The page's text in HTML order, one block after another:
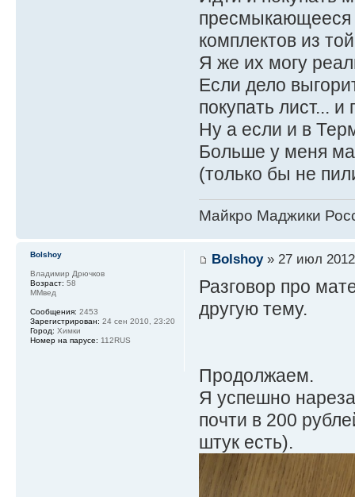
пресмыкающееся
комплектов из
Я же их могу
Если дело
покупать лист... и
Ну а если и в
Больше у меня
(только бы не
Майкро Маджики
Bolshoy» 27 июл
Разговор про
другую тему.
Продолжаем.
Я успешно
почти в 200
штук есть).
Bolshoy
Владимир Дрючков
Возраст: 58
ММвед
Сообщения: 2453
Зарегистрирован: 24 сен 2010, 23:20
Город: Химки
Номер на парусе: 112RUS